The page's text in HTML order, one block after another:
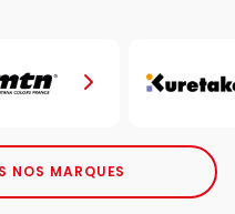
NOS MARQUES